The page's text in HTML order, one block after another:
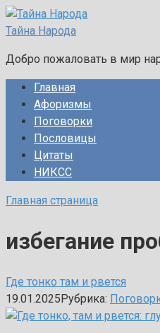
Перейти
к
Тайна Народа
Добро пожаловать в мир
Главная
Афоризмы
Поговорки
Пословицы
Цитаты
НИКСС
Главная страница
избегание
Где тонко там и рвется
19.01.2025Рубрика: